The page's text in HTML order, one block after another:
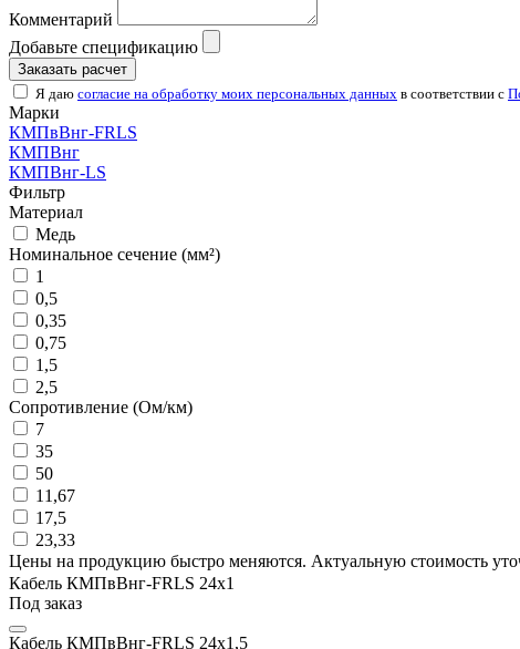
Комментарий
Добавьте спецификацию
Заказать расчет
Я даю согласие на обработку моих персональных данных в соответствии с
Марки
КМПвВнг-FRLS
КМПВнг
КМПВнг-LS
Фильтр
Материал
Медь
Номинальное сечение (мм²)
1
0,5
0,35
0,75
1,5
2,5
Сопротивление (Ом/км)
7
35
50
11,67
17,5
23,33
Цены на продукцию быстро меняются. Актуальную стоимость
Кабель КМПвВнг-FRLS 24х1
Под заказ
Кабель КМПвВнг-FRLS 24х1,5